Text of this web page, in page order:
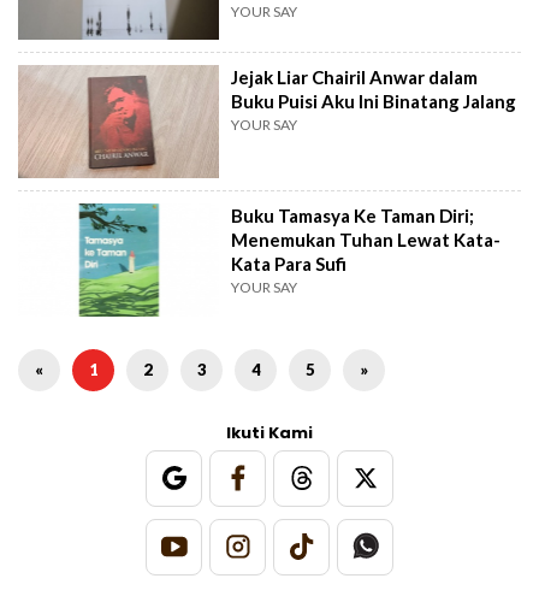
YOUR SAY
Jejak Liar Chairil Anwar dalam
Buku Puisi Aku Ini Binatang Jalang
YOUR SAY
Buku Tamasya Ke Taman Diri;
Menemukan Tuhan Lewat Kata-
Kata Para Sufi
YOUR SAY
« 1 2 3 4 5 »
Ikuti Kami